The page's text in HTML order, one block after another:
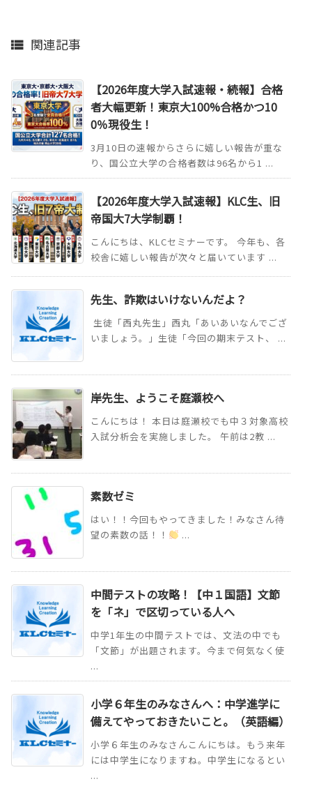
 関連記事
【2026年度大学入試速報・続報】合格
者大幅更新！東京大100%合格かつ10
0％現役生！
3月10日の速報からさらに嬉しい報告が重な
り、国公立大学の合格者数は96名から1 ...
【2026年度大学入試速報】KLC生、旧
帝国大7大学制覇！
こんにちは、KLCセミナーです。 今年も、各
校舎に嬉しい報告が次々と届いています ...
先生、詐欺はいけないんだよ？
生徒「西丸先生」西丸「あいあいなんでござ
いましょう。」生徒「今回の期末テスト、 ...
岸先生、ようこそ庭瀬校へ
こんにちは！ 本日は庭瀬校でも中３対象高校
入試分析会を実施しました。 午前は2教 ...
素数ゼミ
はい！！今回もやってきました！みなさん待
望の素数の話！！
...
中間テストの攻略！【中１国語】文節
を「ネ」で区切っている人へ
中学1年生の中間テストでは、文法の中でも
「文節」が出題されます。今まで何気なく使
...
小学６年生のみなさんへ：中学進学に
備えてやっておきたいこと。（英語編）
小学６年生のみなさんこんにちは。もう来年
には中学生になりますね。中学生になるとい
...